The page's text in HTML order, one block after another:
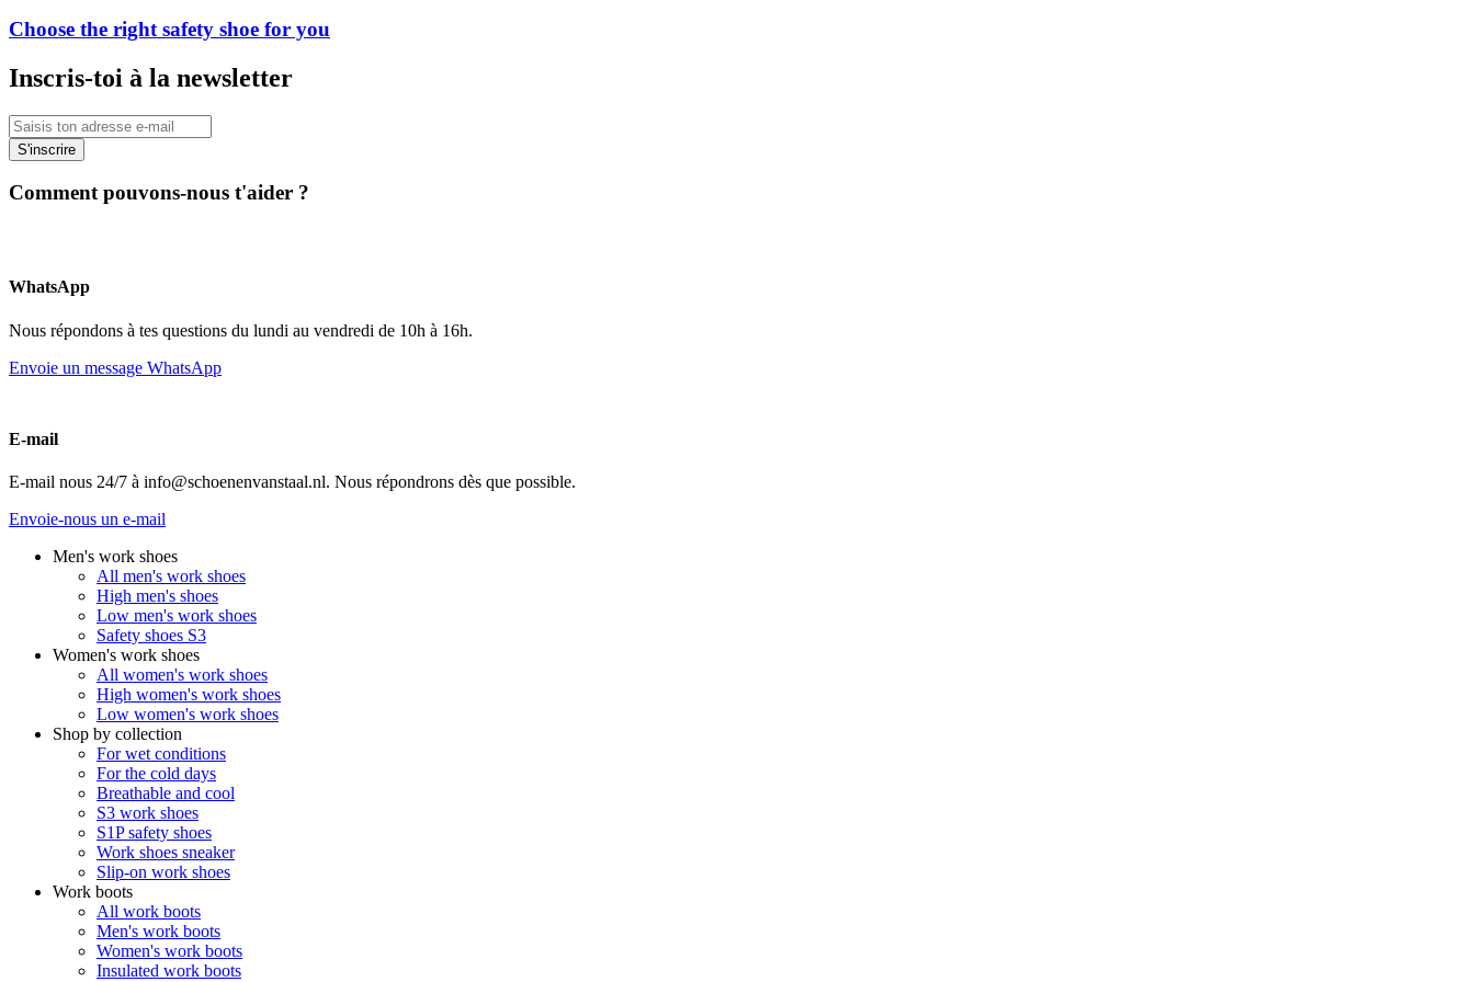
Choose the right safety shoe for you
Inscris-toi à la newsletter
S'inscrire
Comment pouvons-nous t'aider ?
WhatsApp
Nous répondons à tes questions du lundi au vendredi de 10h à 16h.
Envoie un message WhatsApp
E-mail
E-mail nous 24/7 à info@schoenenvanstaal.nl. Nous répondrons dès que possible.
Envoie-nous un e-mail
Men's work shoes
All men's work shoes
High men's shoes
Low men's work shoes
Safety shoes S3
Women's work shoes
All women's work shoes
High women's work shoes
Low women's work shoes
Shop by collection
For wet conditions
For the cold days
Breathable and cool
S3 work shoes
S1P safety shoes
Work shoes sneaker
Slip-on work shoes
Work boots
All work boots
Men's work boots
Women's work boots
Insulated work boots